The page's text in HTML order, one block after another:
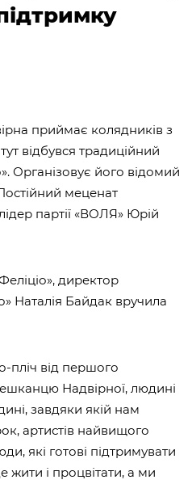
приймає колядників з
відбувся традиційний
Організовує його відомий
меценат
партії «ВОЛЯ» Юрій
директор
Наталія Байдак вручила
пліч від першого
Надвірної, людині
завдяки якій нам
артистів найвищого
які готові підтримувати
жити і процвітати, а ми